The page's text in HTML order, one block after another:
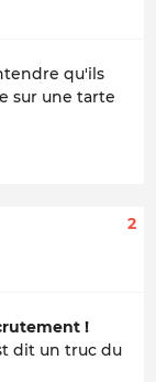
qu'ils
sur une tarte
2
!
dit un truc du